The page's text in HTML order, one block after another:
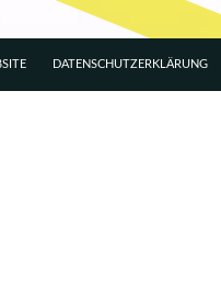
DATENSCHUTZERKLÄRUNG